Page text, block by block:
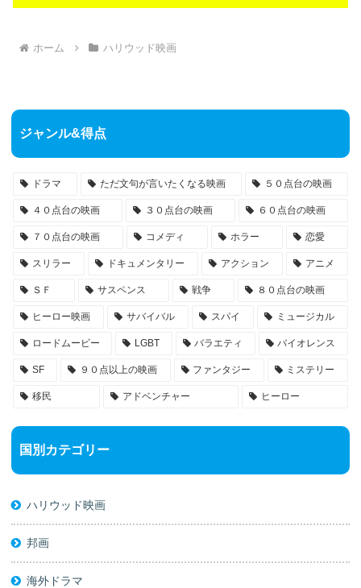
ホーム ハリウッド映画
ジャンル&得点
ドラマ ただ文句が言いたくなる映画 ５０点台の映画
４０点台の映画 ３０点台の映画 ６０点台の映画
７０点台の映画 コメディ ホラー 恋愛
スリラー ドキュメンタリー アクション アニメ
ＳＦ サスペンス 戦争 ８０点台の映画
ヒーロー映画 サバイバル スパイ ミュージカル
ロードムービー LGBT バラエティ バイオレンス
SF ９０点以上の映画 ファンタジー ミステリー
移民 アドベンチャー ヒーロー
国別カテゴリー
ハリウッド映画
邦画
海外ドラマ